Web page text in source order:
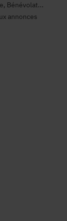
Bénévolat...
annonces